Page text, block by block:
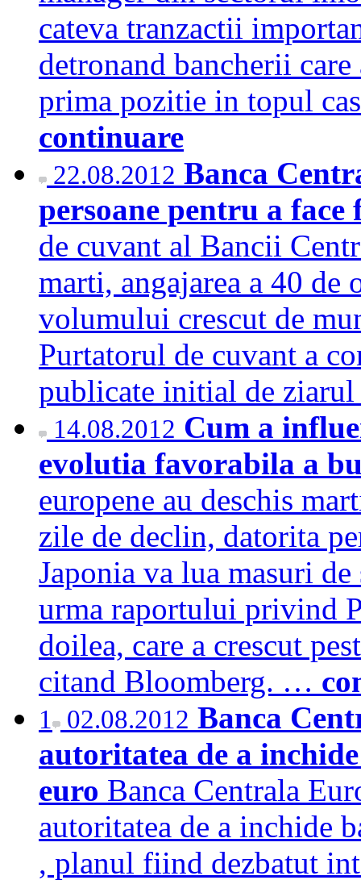
cateva tranzactii
detronand bancherii
prima pozitie in topul
continuare
22.08.2012 Banca
persoane pentru a
de cuvant al Bancii
marti, angajarea a 40 de
volumului crescut de
Purtatorul de cuvant a
publicate initial de
14.08.2012 Cum a
evolutia favorabila a
europene au deschis
zile de declin, datorita
Japonia va lua masuri
urma raportului privind
doilea, care a crescut
citand Bloomberg. …
1 02.08.2012 Banca
autoritatea de a
euro Banca Centrala
autoritatea de a inchide
, planul fiind dezbatut